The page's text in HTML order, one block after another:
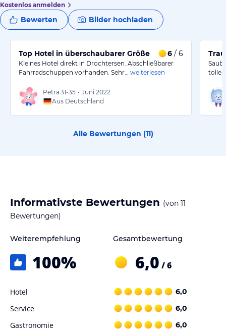
Kostenlos anmelden
Bewerten Bilder hochladen
Top Hotel in überschaubarer Größe 6 / 6
Kleines Hotel direkt in Drochtersen. Abschließbarer
Fahrradschuppen vorhanden. Sehr…
weiterlesen
Petra 31-35 • Juni 2022
Aus Deutschland
toller
Alle Bewertungen (11)
Informativste Bewertungen (von 11
Bewertungen)
Weiterempfehlung
100%
Gesamtbewertung
6,0 / 6
Hotel 6,0
Service 6,0
Gastronomie 6,0